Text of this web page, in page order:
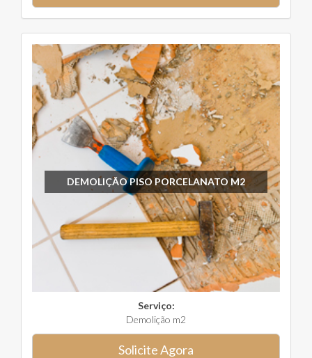
DEMOLIÇÃO PISO PORCELANATO M2
Serviço:
Demolição m2
Solicite Agora